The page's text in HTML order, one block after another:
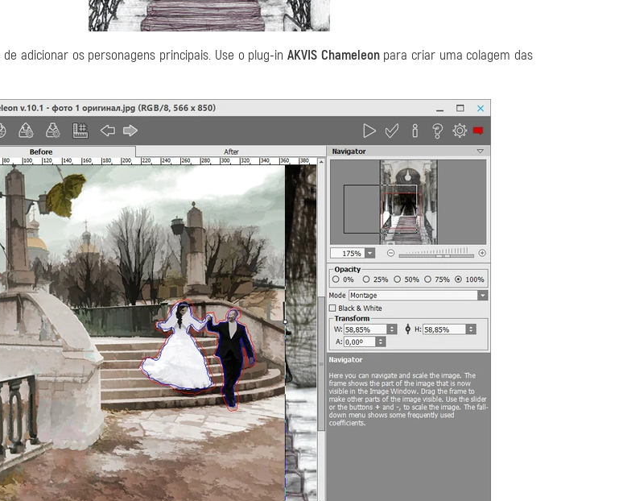
adicionar os personagens principais. Use o plug-in AKVIS Chameleonpara criar uma colagem das